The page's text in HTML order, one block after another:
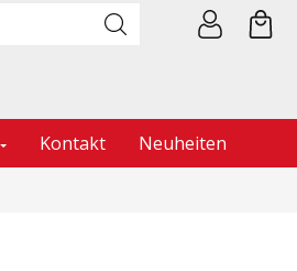
Kontakt Neuheiten